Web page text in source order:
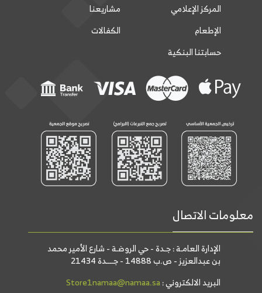
المركز الإعلامي
مشاريعنا
الإطعام
الكفالات
حسابتنا البنكية
معلومات الاتصال
الإدارة العامـة : جـدة - حي الروضـة - شارع الأمير محمد
بن عبدالعزيز - ص.ب 14888 - جــــدة 21434
البريد الالكتروني :Store1namaa@namaa.sa